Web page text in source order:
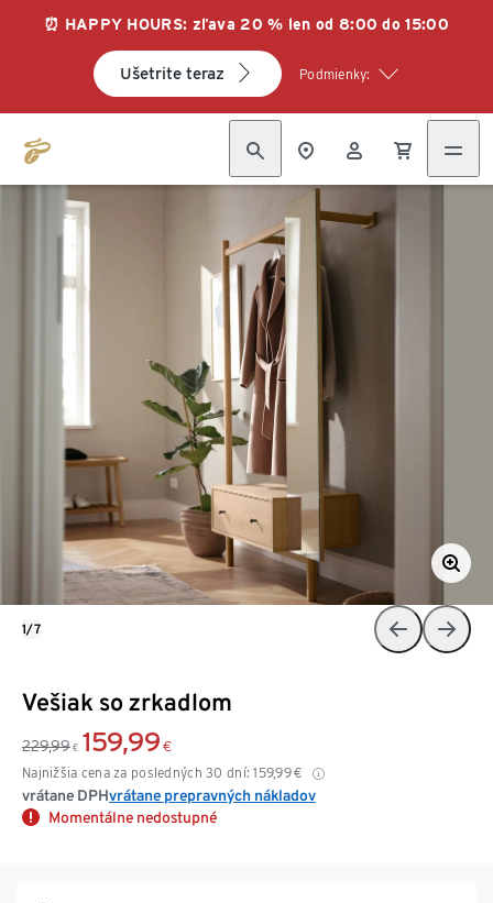
⏰ HAPPY HOURS: zľava 20 % len od 8:00 do 15:00
Ušetrite teraz Podmienky:
Vešiak so zrkadlom
229,99 € 159,99 €
Najnižšia cena za posledných 30 dní: 159,99€
vrátane DPHvrátane prepravných nákladov
Momentálne nedostupné
1/7